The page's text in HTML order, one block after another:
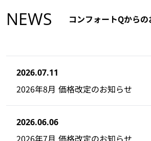
NEWS コンフォートQから
2026.07.11
2026年8月 価格改定のお知らせ
2026.06.06
2026年7月 価格改定のお知らせ